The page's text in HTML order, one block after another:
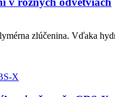
zlúčenina. Vďaka